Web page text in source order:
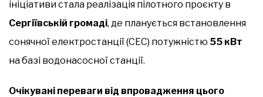
ініціативи стала реалізація пілотного проєкту в
Сергіївській громаді, де планується встановлення
сонячної електростанції (СЕС) потужністю 55 кВт
на базі водонасосної станції.
Очікувані переваги від впровадження цього